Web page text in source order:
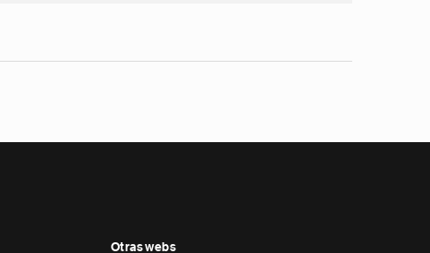
Otras webs